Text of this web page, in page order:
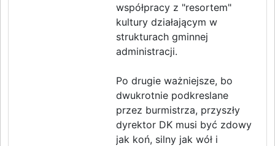
współpracy z "resortem"
kultury działającym w
strukturach gminnej
administracji.
Po drugie ważniejsze, bo
dwukrotnie podkreslane
przez burmistrza, przyszły
dyrektor DK musi być zdowy
jak koń, silny jak wół i